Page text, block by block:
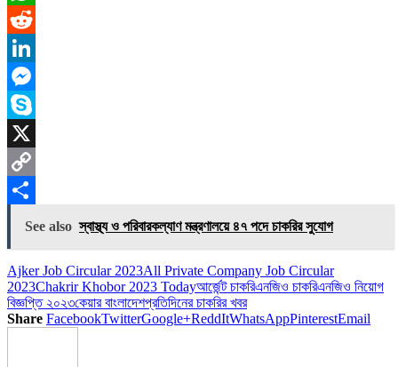
WhatsApp
Reddit
LinkedIn
Messenger
Skype
X
Copy
Link
Share
See also স্বাস্থ্য ও পরিবারকল্যাণ মন্ত্রণালয়ে ৪৭ পদে চাকরির সুযোগ
Ajker Job Circular 2023All Private Company Job Circular
2023Chakrir Khobor 2023 Todayআর্জেন্ট চাকরিএনজিও চাকরিএনজিও নিয়োগ
বিজ্ঞপ্তি ২০২৩কেয়ার বাংলাদেশপ্রতিদিনের চাকরির খবর
Share FacebookTwitterGoogle+ReddItWhatsAppPinterestEmail